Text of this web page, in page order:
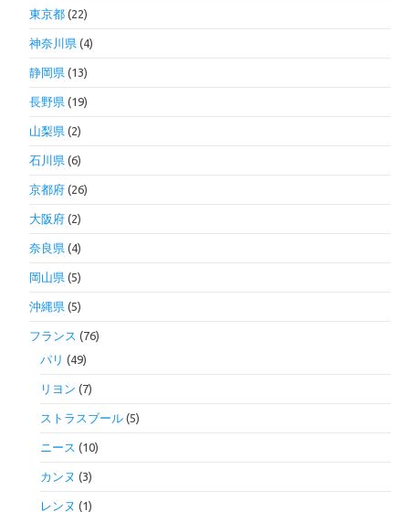
東京都 (22)
神奈川県 (4)
静岡県 (13)
長野県 (19)
山梨県 (2)
石川県 (6)
京都府 (26)
大阪府 (2)
奈良県 (4)
岡山県 (5)
沖縄県 (5)
フランス (76)
パリ (49)
リヨン (7)
ストラスブール (5)
ニース (10)
カンヌ (3)
レンヌ (1)